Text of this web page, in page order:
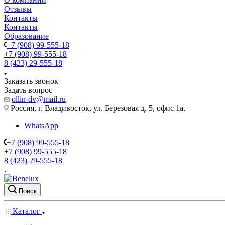
Отзывы
Контакты
Контакты
Образование
+7 (908) 99-555-18
+7 (908) 99-555-18
8 (423) 29-555-18
Заказать звонок
Задать вопрос
ollin-dv@mail.ru
Россия, г. Владивосток, ул. Березовая д. 5, офис 1а.
WhatsApp
+7 (908) 99-555-18
+7 (908) 99-555-18
8 (423) 29-555-18
Поиск
Каталог